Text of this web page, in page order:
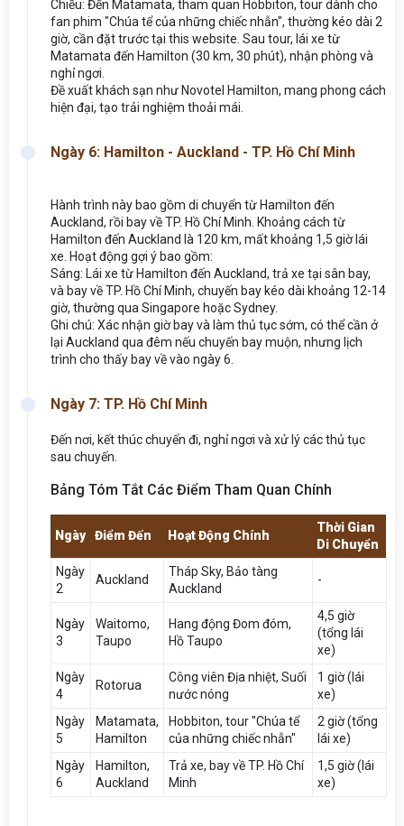
Chiều: Đến Matamata, tham quan Hobbiton, tour dành cho
fan phim "Chúa tể của những chiếc nhẫn", thường kéo dài 2
giờ, cần đặt trước tại this website. Sau tour, lái xe từ
Matamata đến Hamilton (30 km, 30 phút), nhận phòng và
nghỉ ngơi.
Đề xuất khách sạn như Novotel Hamilton, mang phong cách
hiện đại, tạo trải nghiệm thoải mái.
Ngày 6: Hamilton - Auckland - TP. Hồ Chí Minh
Hành trình này bao gồm di chuyển từ Hamilton đến
Auckland, rồi bay về TP. Hồ Chí Minh. Khoảng cách từ
Hamilton đến Auckland là 120 km, mất khoảng 1,5 giờ lái
xe. Hoạt động gợi ý bao gồm:
Sáng: Lái xe từ Hamilton đến Auckland, trả xe tại sân bay,
và bay về TP. Hồ Chí Minh, chuyến bay kéo dài khoảng 12-14
giờ, thường qua Singapore hoặc Sydney.
Ghi chú: Xác nhận giờ bay và làm thủ tục sớm, có thể cần ở
lại Auckland qua đêm nếu chuyến bay muộn, nhưng lịch
trình cho thấy bay về vào ngày 6.
Ngày 7: TP. Hồ Chí Minh
Đến nơi, kết thúc chuyến đi, nghỉ ngơi và xử lý các thủ tục
sau chuyến.
Bảng Tóm Tắt Các Điểm Tham Quan Chính
Ngày Điểm Đến Hoạt Động Chính
Thời Gian
Di Chuyển
Ngày
2
Auckland
Tháp Sky, Bảo tàng
Auckland
-
Ngày
3
Waitomo,
Taupo
Hang động Đom đóm,
Hồ Taupo
4,5 giờ
(tổng lái
xe)
Ngày
4
Rotorua
Công viên Địa nhiệt, Suối
nước nóng
1 giờ (lái
xe)
Ngày
5
Matamata,
Hamilton
Hobbiton, tour "Chúa tể
của những chiếc nhẫn"
2 giờ (tổng
lái xe)
Ngày
6
Hamilton,
Auckland
Trả xe, bay về TP. Hồ Chí
Minh
1,5 giờ (lái
xe)